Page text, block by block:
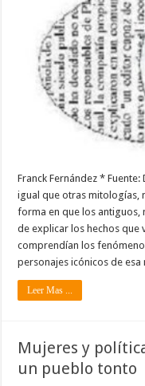
Franck Fernández *
igual que otras mitologías,
forma en que los antiguos,
de explicar los hechos que
comprendían los
personajes icónicos de
Leer Mas ...
Mujeres y
un pueblo tonto